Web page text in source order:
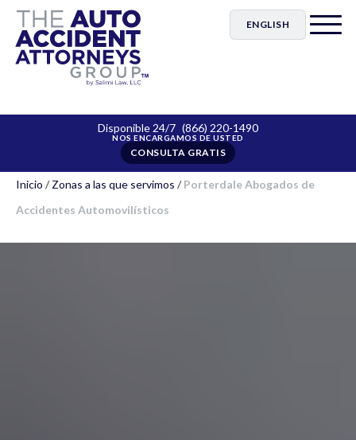
ENGLISH
Disponible 24/7 (866) 220-1490
CONSULTA GRATIS
Inicio /Zonas a las que servimos /Porterdale Abogados de
Accidentes Automovilísticos